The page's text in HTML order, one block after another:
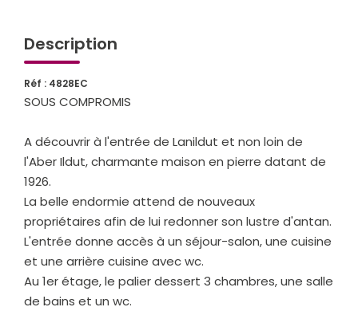
Description
Réf : 4828EC
SOUS COMPROMIS
A découvrir à l'entrée de Lanildut et non loin de
l'Aber Ildut, charmante maison en pierre datant de
1926.
La belle endormie attend de nouveaux
propriétaires afin de lui redonner son lustre d'antan.
L'entrée donne accès à un séjour-salon, une cuisine
et une arrière cuisine avec wc.
Au 1er étage, le palier dessert 3 chambres, une salle
de bains et un wc.